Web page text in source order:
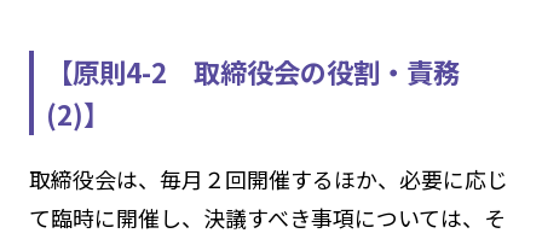
【原則4-2 取締役会の役割・責務
(2)】
取締役会は、毎月２回開催するほか、必要に応じ
て臨時に開催し、決議すべき事項については、そ